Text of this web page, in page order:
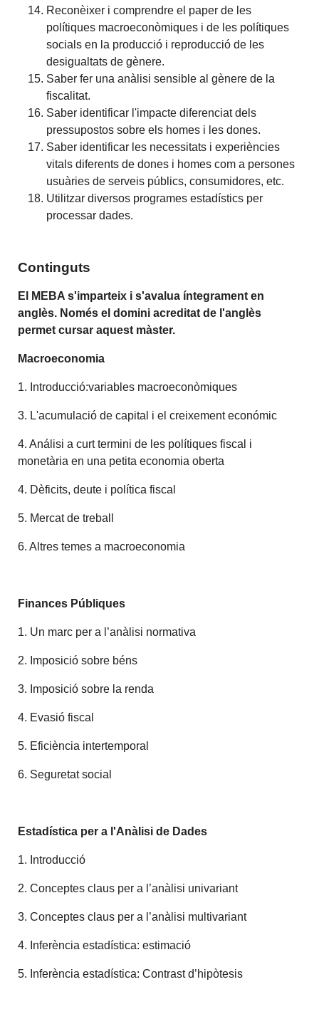
Reconèixer i comprendre el paper de les
polítiques macroeconòmiques i de les polítiques
socials en la producció i reproducció de les
desigualtats de gènere.
Saber fer una anàlisi sensible al gènere de la
fiscalitat.
Saber identificar l'impacte diferenciat dels
pressupostos sobre els homes i les dones.
Saber identificar les necessitats i experiències
vitals diferents de dones i homes com a persones
usuàries de serveis públics, consumidores, etc.
Utilitzar diversos programes estadístics per
processar dades.
Continguts
El MEBA s'imparteix i s'avalua íntegrament en
anglès. Només el domini acreditat de l'anglès
permet cursar aquest màster.
Macroeconomia
1. Introducció:variables macroeconòmiques
3. L'acumulació de capital i el creixement económic
4. Análisi a curt termini de les polítiques fiscal i
monetària en una petita economia oberta
4. Dèficits, deute i política fiscal
5. Mercat de treball
6. Altres temes a macroeconomia
Finances Públiques
1. Un marc per a l’anàlisi normativa
2. Imposició sobre béns
3. Imposició sobre la renda
4. Evasió fiscal
5. Eficiència intertemporal
6. Seguretat social
Estadística per a l'Anàlisi de Dades
1. Introducció
2. Conceptes claus per a l’anàlisi univariant
3. Conceptes claus per a l’anàlisi multivariant
4. Inferència estadística: estimació
5. Inferència estadística: Contrast d’hipòtesis